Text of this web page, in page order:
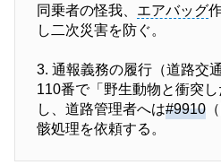
同乗者の怪我、 エアバッグ
し二次災害を防ぐ。
3. 通報義務の履行（道路交
110番で「野生動物と衝突
し、道路管理者へは#9910
骸処理を依頼する。